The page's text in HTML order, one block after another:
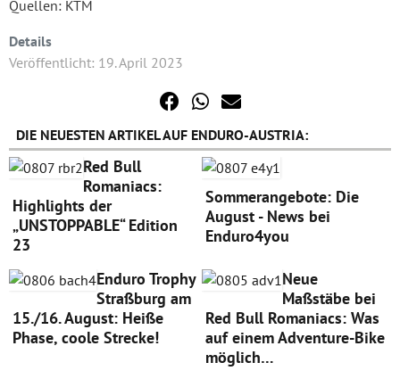
Quellen: KTM
Details
Veröffentlicht: 19. April 2023
DIE NEUESTEN ARTIKEL AUF ENDURO-AUSTRIA:
Red Bull
Romaniacs:
Highlights der
„UNSTOPPABLE“ Edition
23
Sommerangebote: Die
August - News bei
Enduro4you
Enduro Trophy
Straßburg am
15./16. August: Heiße
Phase, coole Strecke!
Neue
Maßstäbe bei
Red Bull Romaniacs: Was
auf einem Adventure-Bike
möglich…